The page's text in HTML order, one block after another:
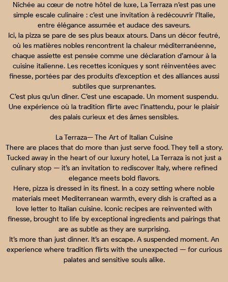
Nichée au cœur de notre hôtel de luxe, La Terraza n’est pas une
simple escale culinaire : c’est une invitation à redécouvrir l’Italie,
entre élégance assumée et audace des saveurs.
Ici, la pizza se pare de ses plus beaux atours. Dans un décor feutré,
où les matières nobles rencontrent la chaleur méditerranéenne,
chaque assiette est pensée comme une déclaration d’amour à la
cuisine italienne. Les recettes iconiques y sont réinventées avec
finesse, portées par des produits d’exception et des alliances aussi
subtiles que surprenantes.
C’est plus qu’un dîner. C’est une escapade. Un moment suspendu.
Une expérience où la tradition flirte avec l’inattendu, pour le plaisir
des palais curieux et des âmes sensibles.
La Terraza— The Art of Italian Cuisine
There are places that do more than just serve food. They tell a story.
Tucked away in the heart of our luxury hotel, La Terraza is not just a
culinary stop — it’s an invitation to rediscover Italy, where refined
elegance meets bold flavors.
Here, pizza is dressed in its finest. In a cozy setting where noble
materials meet Mediterranean warmth, every dish is crafted as a
love letter to Italian cuisine. Iconic recipes are reinvented with
finesse, brought to life by exceptional ingredients and pairings that
are as subtle as they are surprising.
It’s more than just dinner. It’s an escape. A suspended moment. An
experience where tradition flirts with the unexpected — for curious
palates and sensitive souls alike.